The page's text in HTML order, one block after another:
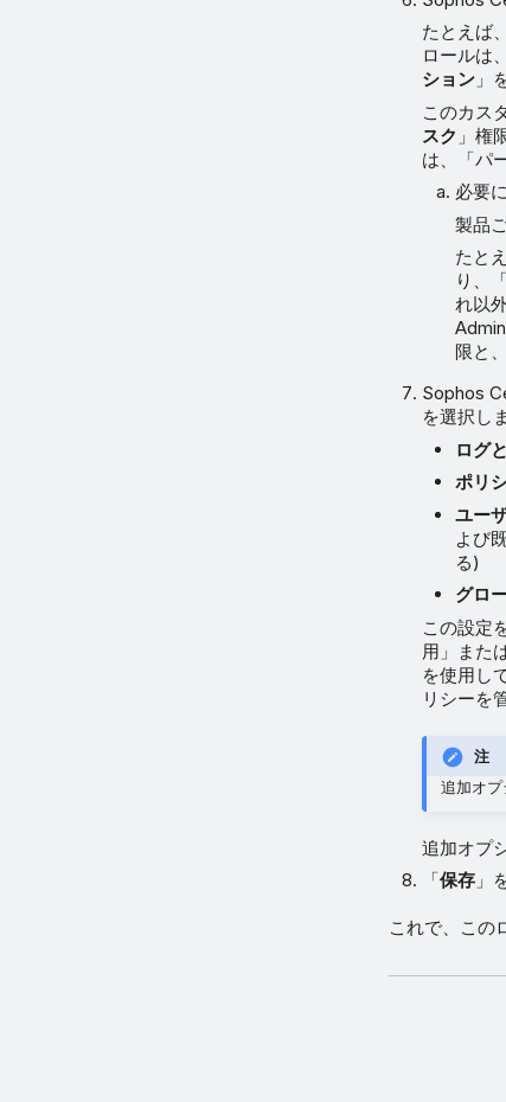
たとえば
ロールは
ション 」
このカス
スク 」権
は、「パ
必要
製品
たと
り、「
れ以
限と
Sophos
を選択し
ログ
ポリ
ユー
よび
る)
グロ
この設定
用」また
を使用し
リシーを
注
追加オプ
追加オプ
「保存 」
これで、この